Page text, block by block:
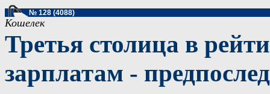
№ 128 (4088)
Кошелек
Третья столица в
зарплатам -